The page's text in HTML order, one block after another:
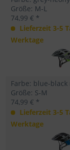
Größe: M-L
74,99 € *
Lieferzeit 3-5
Werktage
Farbe: blue-
Größe: S-M
74,99 € *
Lieferzeit 3-5
Werktage